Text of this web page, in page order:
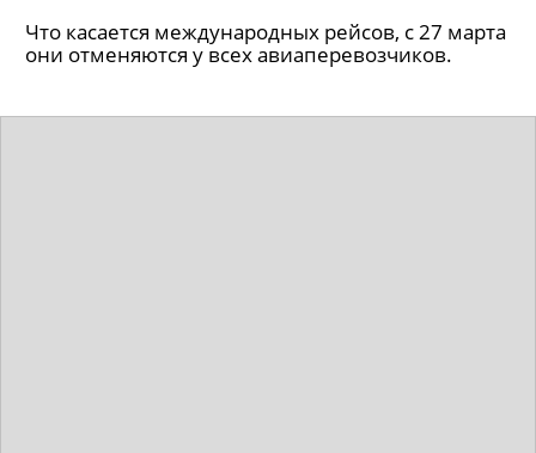
Что касается международных рейсов, с 27 марта
они отменяются у всех авиаперевозчиков.